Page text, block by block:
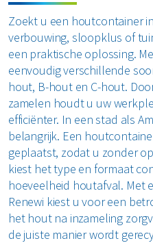
Waarom Renewi EcoSmart?
Onze diensten
Interne inzamelmiddelen
Circulaire diensten
CSRD
Circulair+
Grofvuil
Hout
Matrassen
Papier en karton
PMD
Puin
Restafval
Alle circulaire materialen
Zoekt u een houtcontainer
verbouwing, sloopklus of
een praktische oplossing.
eenvoudig verschillende
hout, B-hout en C-hout.
zamelen houdt u uw
efficiënter. In een stad als
belangrijk. Een
geplaatst, zodat u zonder
kiest het type en formaat
hoeveelheid houtafval. Met
Renewi kiest u voor een
het hout na inzameling
de juiste manier wordt